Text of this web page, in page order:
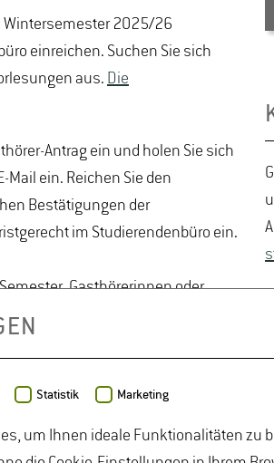
Wintersemester 2025/26
einreichen. Suchen Sie sich
aus. Die
Antrag ein und holen Sie sich
ein. Reichen Sie den
Bestätigungen der
im Studierendenbüro ein.
Gasthörerinnen oder
wahrzunehmen und
sind, zu erwerben. Sie sind
Prüfungsordnungen
Statistik Marketing
um Ihnen ideale Funktionalitäten zu